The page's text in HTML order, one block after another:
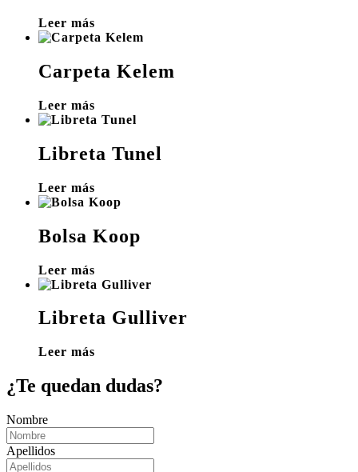
Leer más
Carpeta Kelem
Leer más
Libreta Tunel
Leer más
Bolsa Koop
Leer más
Libreta Gulliver
Leer más
¿Te quedan dudas?
Nombre
Apellidos